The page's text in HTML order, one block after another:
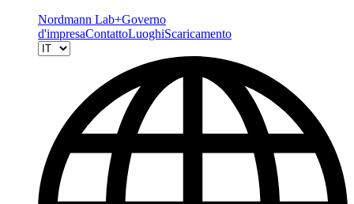
Nordmann Lab+Governo
d'impresaContattoLuoghiScaricamento